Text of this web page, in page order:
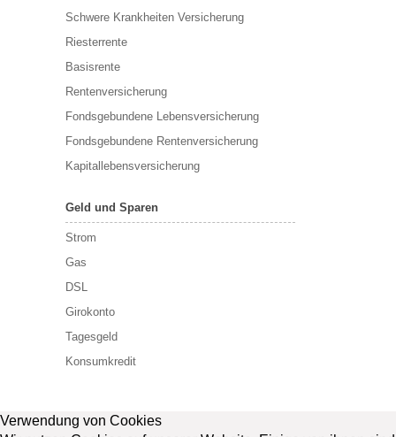
Schwere Krankheiten Versicherung
Riesterrente
Basisrente
Rentenversicherung
Fondsgebundene Lebensversicherung
Fondsgebundene Rentenversicherung
Kapitallebensversicherung
Geld und Sparen
Strom
Gas
DSL
Girokonto
Tagesgeld
Konsumkredit
Verwendung von Cookies